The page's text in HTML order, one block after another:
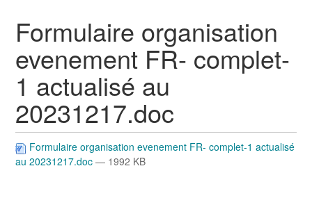
Formulaire organisation
evenement FR- complet-
1 actualisé au
20231217.doc
Formulaire organisation evenement FR- complet-1 actualisé
au 20231217.doc— 1992 KB